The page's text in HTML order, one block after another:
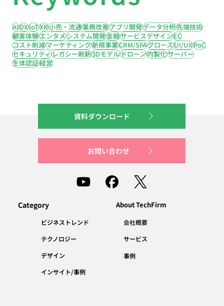
AIDXIoTXR小売・流通業務改善アプリ開発データ分析先端技術
顧客体験エンタメシステム開発金融サービスデザインEC
コスト削減マーケティング新規事業CRM/SFAグロースUI/UXPoC
セキュリティレガシー刷新3Dモデルドローン内製化サーバー
生体認証経営
資料ダウンロード
お問い合わせ
Category
ビジネストレンド
テクノロジー
デザイン
インサイト/事例
About TechFirm
会社概要
サービス
事例